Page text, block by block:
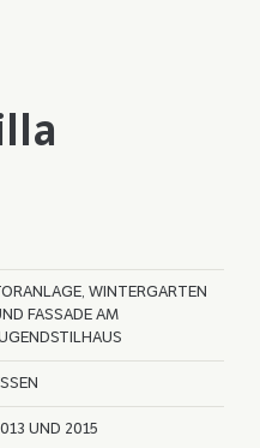
WINTERGARTEN
FASSADE AM
UND 2015